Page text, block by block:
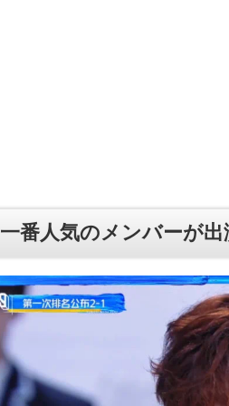
一番人気のメンバーが出